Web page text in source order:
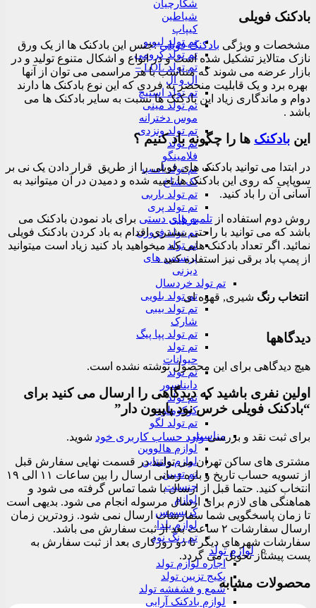
شکارچیان
شیاطین
کیپاپ
تم تولد لبوبو
تم تولد کرومی
تم تولد LOL –
ال و ال
تم تولد استیچ
تم تولد مینی
موس دخترانه
تم تولد ونزدی
تم تولد
فلامینگو
تم تولد اسب
تک شاخ
تم تولد باربی
تم تولد پری
دریایی
تم تولد فروزن
تم تولد
پرنسس های
دیزنی
تم تولد خردسال
تم تولد بلویی
تم تولد بیبی
شارک
تم تولد پپا پیگ
تم تولد
حیوانات
تم تولد
دایناسور
تم تولد
کوکوملون
تم تولد لگو
مناسبتی
لوازم هالووین
لوازم ولنتاین
تم تعیین
جنسیت
لوازم
کریسمس
لوازم یلدا
تم رنگ نود
لوازم تولد
اجاره لوازم تولد
پکیج تزیین تولد
شمع و فشفشه تولد
لوازم بادکنک آرایی
بادکنک فویلی
مشخصات و ویژگی بادکنک فویلی:جنس این بادکنک ها از یک ورق
نازک متالایز تشکیل شده است و در انواع و اشکال متنوع تولید و در
بازار عرضه می شوند که متناسب با هر مراسمی می توان از آنها
بهره برد و یک قابلیت منحصر به فردی که این نوع بادکنک ها دارند
دوام و ماندگاری زیاد این بادکنک ها نسبت به سایر بادکنک ها می
باشد .
این بادکنک ها را چگونه باد کنیم ؟
در ابتدا می توانید بادکنک های فویلی را از طریق قرار دادن یک نی بر
سوپاپی که روی این بادکنک ها تعبیه شده و دمیدن در آن میتوانید به
آسانی آن را باد کنید.
روش دوم استفاده از تلمبه های دستی برای باد نمودن بادکنک می
باشد که می توانید با راحتی بیشتری اقدام به باد کردن بادکنک فویلی
نمائید. اگر تعداد بادکنک هایی که میخواهید باد کنید زیاد است میتوانید
از پمپ باد برقی نیز استفاده کنید .
انتخاب رنگ شیری, قهوه ای
دیدگاهها
هیچ دیدگاهی برای این محصول نوشته نشده است.
اولین نفری باشید که دیدگاهی را ارسال می کنید برای
“بادکنک فویلی خرس نود پاپیون دار”
برای ثبت نقد و بررسیوارد حساب کاربری خود شوید.
مشتری های ساکن تهران می توانید در قسمت نهایی سفارش قبل
از تسویه حساب تاریخ و بازه زمانی ارسال را بین ساعات ۱۱ الی ۱۹
انتخاب کنید. حتما قبل از ارسال با شما تماس گرفته می شود و
هماهنگی های لازم برای ارسال مرسوله انجام می شود. بدیهی است
تا زمان پاسخگویی شما سفارشات ارسال نمی شود. زودترین زمان
ارسال سفارشات ۲ ساعت بعد از ثبت سفارش می باشد.
سفارشات شهرهای دیگر تا دو روزکاری بعد از ثبت سفارش به
پست پیشتاز تحویل می گردد.
محصولات مشابه